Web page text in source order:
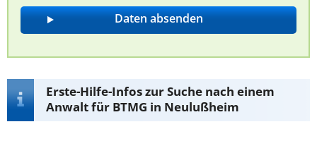
Erste-Hilfe-Infos zur Suche nach einem
Anwalt für BTMG in Neulußheim